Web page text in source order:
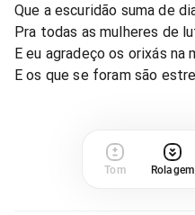
Que a escuridão suma de
Pra todas as mulheres de
E eu agradeço os orixás na
E os que se foram são
Tom Rolagem